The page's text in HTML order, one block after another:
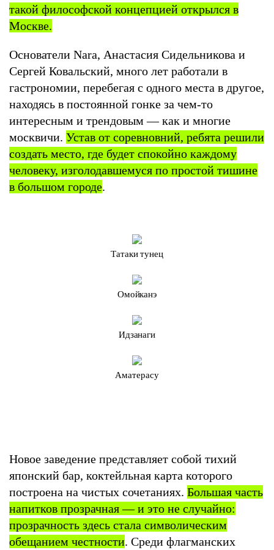
такой философской концепцией открылся в
Москве.
Основатели Nara, Анастасия Сидельникова и
Сергей Ковальский, много лет работали в
гастрономии, перебегая с одного места в другое,
находясь в постоянной гонке за чем-то
интересным и трендовым — как и многие
москвичи. Устав от соревновний, ребята решили
создать место, где будет спокойно каждому
человеку, изголодавшемуся по простой тишине
в большом городе.
Татаки тунец
Омойканэ
Идзанаги
Аматерасу
Новое заведение представляет собой тихий
японский бар, коктейльная карта которого
построена на чистых сочетаниях. Большая часть
напитков прозрачная — и это не случайно:
прозрачность здесь стала символическим
обещанием честности. Среди флагманских